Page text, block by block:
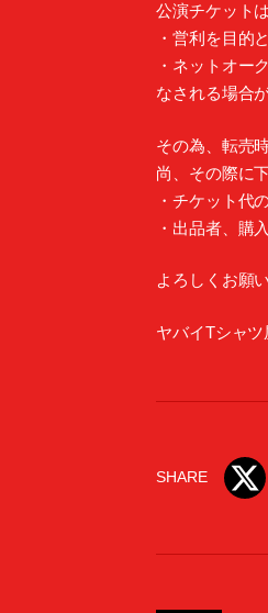
公演チケット
・営利を目的
・ネットオー
なされる場合
その為、転売
尚、その際に
・チケット代
・出品者、購
よろしくお願
ヤバイTシャ
SHARE